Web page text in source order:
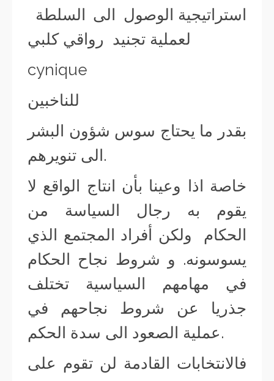
استراتيجية الوصول الى السلطة
لعملية تجنيد رواقي كلبي
cynique
للناخبين
بقدر ما يحتاج سوس شؤون البشر
الى تنويرهم.
خاصة اذا وعينا بأن انتاج الواقع لا
يقوم به رجال السياسة من
الحكام ولكن أفراد المجتمع الذي
يسوسونه. و شروط نجاح الحكام
في مهامهم السياسية تختلف
جذريا عن شروط نجاحهم في
عملية الصعود الى سدة الحكم.
فالانتخابات القادمة لن تقوم على